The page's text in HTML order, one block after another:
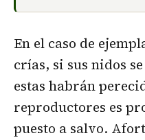
En el caso de
crías, si sus nidos
estas habrán
reproductores es
puesto a salvo.